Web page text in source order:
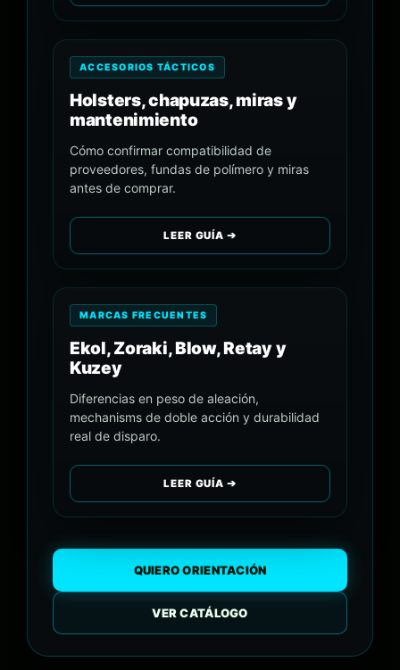
ACCESORIOS TÁCTICOS
Holsters, chapuzas, miras y
mantenimiento
Cómo confirmar compatibilidad de
proveedores, fundas de polímero y miras
antes de comprar.
LEER GUÍA ➔
MARCAS FRECUENTES
Ekol, Zoraki, Blow, Retay y
Kuzey
Diferencias en peso de aleación,
mechanisms de doble acción y durabilidad
real de disparo.
LEER GUÍA ➔
QUIERO ORIENTACIÓN
VER CATÁLOGO